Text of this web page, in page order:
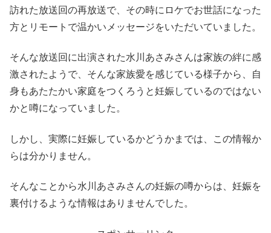
訪れた放送回の再放送で、その時にロケでお世話になった
方とリモートで温かいメッセージをいただいていました。
そんな放送回に出演された水川あさみさんは家族の絆に感
激されたようで、そんな家族愛を感じている様子から、自
身もあたたかい家庭をつくろうと妊娠しているのではない
かと噂になっていました。
しかし、実際に妊娠しているかどうかまでは、この情報か
らは分かりません。
そんなことから水川あさみさんの妊娠の噂からは、妊娠を
裏付けるような情報はありませんでした。